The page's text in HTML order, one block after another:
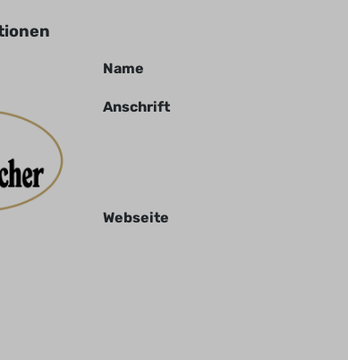
Name
Anschrift
Webseite